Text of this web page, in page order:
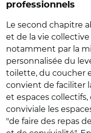
professionnels
Le second chapitre
et de la vie
notamment par la
personnalisée du
toilette, du coucher
convient de faciliter
et espaces
conviviale les
"de faire des repas